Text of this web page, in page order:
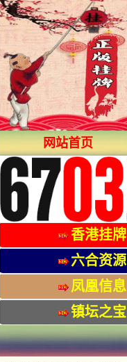
网站首页
香港挂牌
六合资源
凤凰信息
镇坛之宝